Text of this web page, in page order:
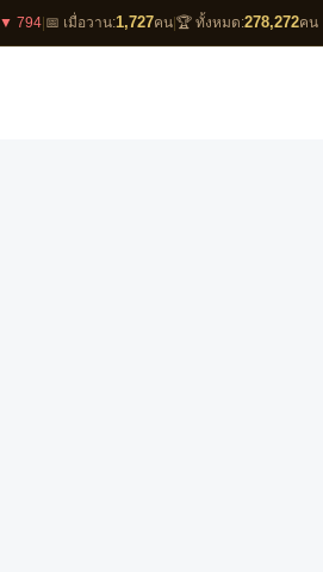
▼ 794 📅 เมื่อวาน:1,727คน 🏆 ทั้งหมด:278,272คน